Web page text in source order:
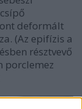
deformált
(Az epifízis a
résztvevő
porclemez